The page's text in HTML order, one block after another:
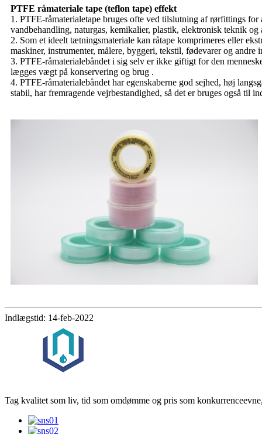
PTFE råmateriale tape (teflon tape) effekt
1. PTFE-råmaterialetape bruges ofte ved tilslutning af rørfittings
vandbehandling, naturgas, kemikalier, plastik, elektronisk teknik og
2. Som et ideelt tætningsmateriale kan råtape komprimeres eller
maskiner, instrumenter, målere, byggeri, tekstil, fødevarer og andre
3. PTFE-råmaterialebåndet i sig selv er ikke giftigt for den
lægges vægt på konservering og brug .
4. PTFE-råmaterialebåndet har egenskaberne god sejhed, høj
stabil, har fremragende vejrbestandighed, så det er bruges også til
Indlægstid: 14-feb-2022
Tag kvalitet som liv, tid som omdømme og pris som